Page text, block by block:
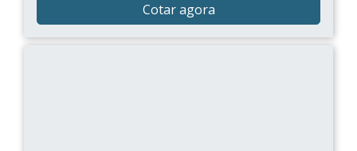
Cotar agora